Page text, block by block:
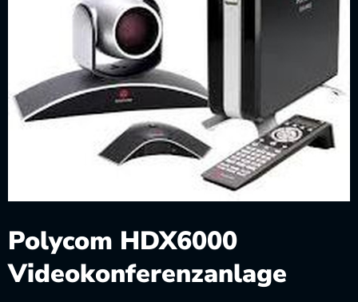
Polycom HDX6000
Videokonferenzanlage